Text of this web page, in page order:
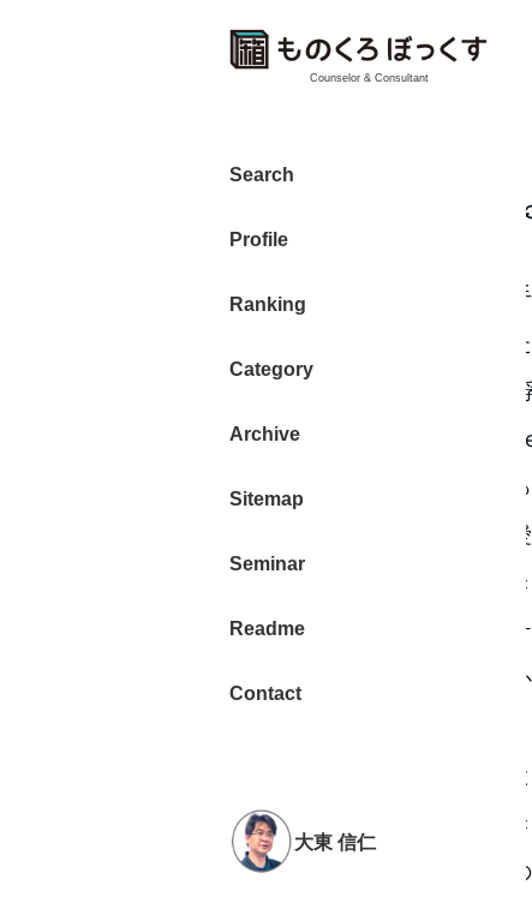
Counselor & Consultant
Search
Profile
Ranking
Category
Archive
Sitemap
Seminar
Readme
Contact
大東 信仁
前の記事
で出てきたシステム手
今までは、どっか？でもらっ
途中で、googleカレンダーに
でもいざという時には、
パソコンのまえにずーーと座
最近は、紙のシステム手帳を
でも出先で、素早く確認、書
手間取っていると、コミュニ
話の流れがこちらの予想もつ
あと思いついたことを、ぱっ
わかればいいのならば、手書
併用していますが、そこそこ